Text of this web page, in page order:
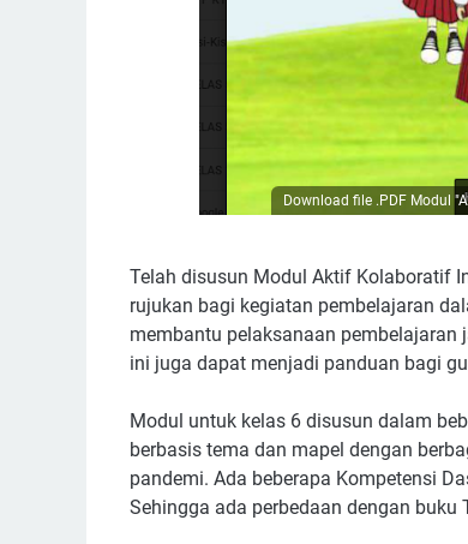
Download file .PDF Modul
Telah disusun Modul Aktif Kolaboratif
rujukan bagi kegiatan pembelajaran
membantu pelaksanaan pembelajaran
ini juga dapat menjadi panduan bagi
Modul untuk kelas 6 disusun dalam
berbasis tema dan mapel dengan
pandemi. Ada beberapa Kompetensi
Sehingga ada perbedaan dengan